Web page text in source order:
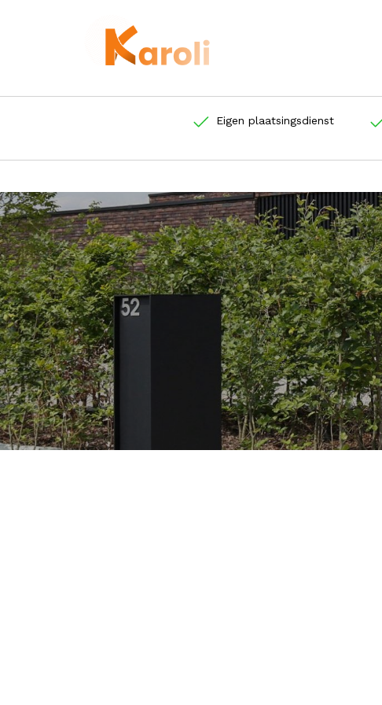
Eigen plaatsingsdienst